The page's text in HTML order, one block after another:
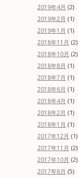
2019年4月 (2)
2019年2月 (1)
2019年1月 (1)
2018年11月 (2)
2018年10月 (2)
2018年8月 (1)
2018年7月 (1)
2018年6月 (1)
2018年4月 (1)
2018年2月 (1)
2018年1月 (1)
2017年12月 (1)
2017年11月 (2)
2017年10月 (2)
2017年8月 (5)